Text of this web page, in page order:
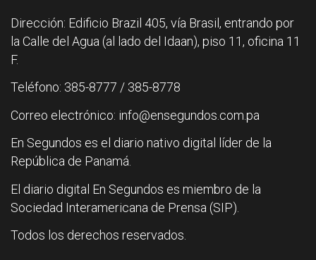
Dirección: Edificio Brazil 405, vía Brasil, entrando por
la Calle del Agua (al lado del Idaan), piso 11, oficina 11
F.
Teléfono: 385-8777 / 385-8778
Correo electrónico: info@ensegundos.com.pa
En Segundos es el diario nativo digital líder de la
República de Panamá.
El diario digital En Segundos es miembro de la
Sociedad Interamericana de Prensa (SIP).
Todos los derechos reservados.